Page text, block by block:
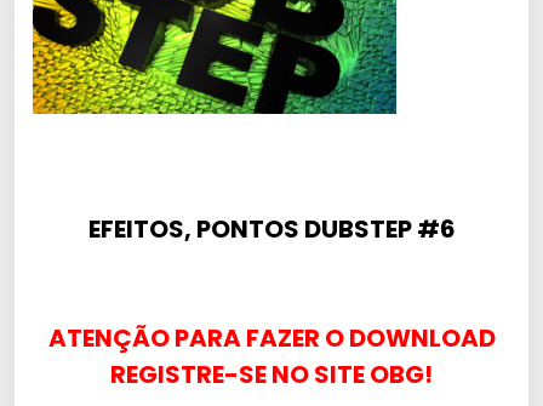
EFEITOS, PONTOS DUBSTEP #6
ATENÇÃO PARA FAZER O DOWNLOAD
REGISTRE-SE NO SITE OBG!